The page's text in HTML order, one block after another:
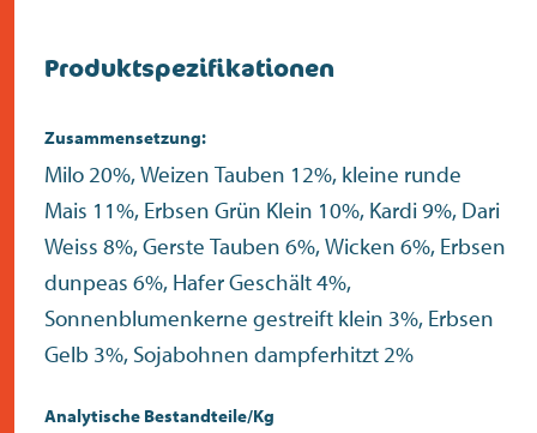
Produktspezifikationen
Zusammensetzung:
Milo 20%, Weizen Tauben 12%, kleine runde
Mais 11%, Erbsen Grün Klein 10%, Kardi 9%, Dari
Weiss 8%, Gerste Tauben 6%, Wicken 6%, Erbsen
dunpeas 6%, Hafer Geschält 4%,
Sonnenblumenkerne gestreift klein 3%, Erbsen
Gelb 3%, Sojabohnen dampferhitzt 2%
Analytische Bestandteile/Kg